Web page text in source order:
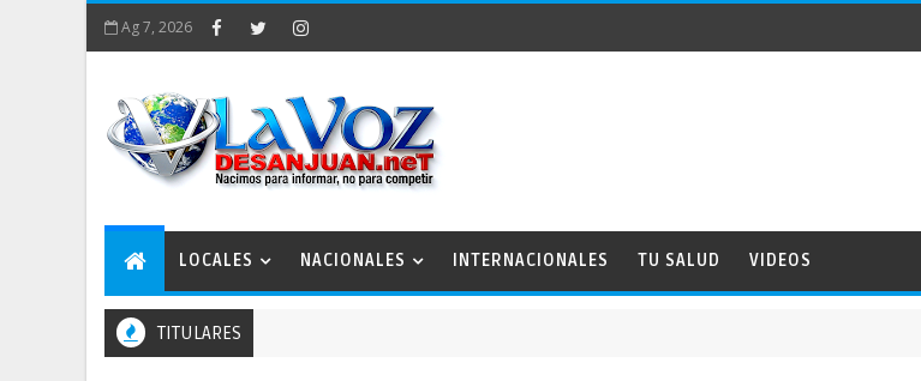
Ag 7, 2026
LOCALES NACIONALES INTERNACIONALES TU SALUD VIDEOS
TITULARES